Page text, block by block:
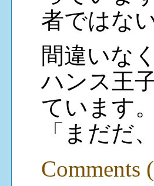
者ではな
間違いな
ハンス王
ています
「まだだ
Comments